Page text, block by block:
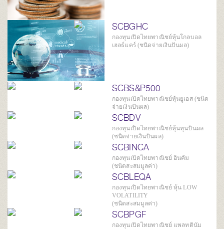
SCBGHC
กองทุนเปิดไทยพาณิชย์หุ้นโกลบอล
เฮลธ์แคร์ (ชนิดจ่ายเงินปันผล)
SCBS&P500
กองทุนเปิดไทยพาณิชย์หุ้นยูเอส (ชนิด
จ่ายเงินปันผล)
SCBDV
กองทุนเปิดไทยพาณิชย์หุ้นทุนปันผล
(ชนิดจ่ายเงินปันผล)
SCBINCA
กองทุนเปิดไทยพาณิชย์ อินคัม
(ชนิดสะสมมูลค่า)
SCBLEQA
กองทุนเปิดไทยพาณิชย์ หุ้น LOW
VOLATILITY
(ชนิดสะสมมูลค่า)
SCBPGF
กองทุนเปิดไทยพาณิชย์ แพลทตินัม